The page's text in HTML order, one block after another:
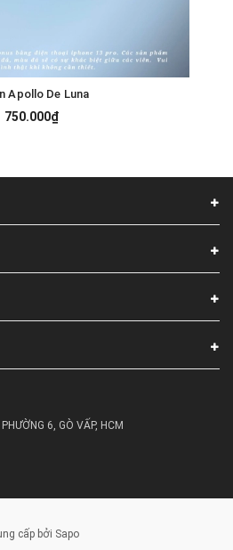
Apollo De Luna
750.000₫
6, GÒ VẤP, HCM
cấp bởi Sapo